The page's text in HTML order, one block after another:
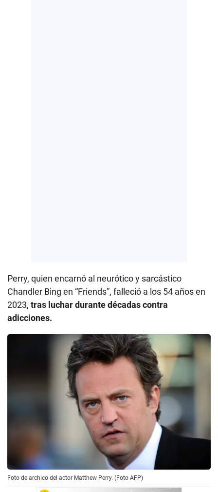
Perry, quien encarnó al neurótico y sarcástico
Chandler Bing en “Friends”, falleció a los 54 años en
2023, tras luchar durante décadas contra
adicciones.
Foto de archico del actor Matthew Perry. (Foto AFP)